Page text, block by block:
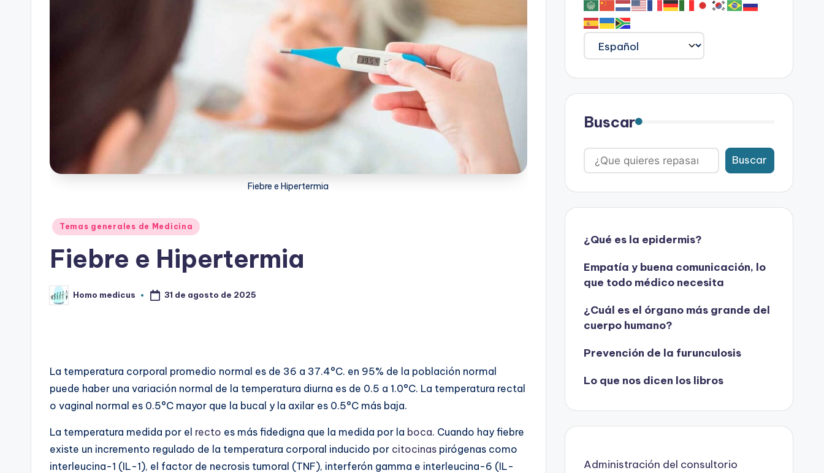
Fiebre e Hipertermia
Publicado
Temas generales de Medicina
Fiebre e Hipertermia
Publicado
por
Homo medicus 31 de agosto de 2025
La temperatura corporal promedio normal es de 36 a 37.4°C. en 95% de la población normal
puede haber una variación normal de la temperatura diurna es de 0.5 a 1.0°C. La temperatura rectal
o vaginal normal es 0.5°C mayor que la bucal y la axilar es 0.5°C más baja.
La temperatura medida por el recto es más fidedigna que la medida por la boca. Cuando hay fiebre
existe un incremento regulado de la temperatura corporal inducido por citocinas pirógenas como
interleucina-1 (IL-1), el factor de necrosis tumoral (TNF), interferón gamma e interleucina-6 (IL-
Buscar
Buscar
¿Qué es la epidermis?
Empatía y buena comunicación, lo
que todo médico necesita
¿Cuál es el órgano más grande del
cuerpo humano?
Prevención de la furunculosis
Lo que nos dicen los libros
Administración del consultorio